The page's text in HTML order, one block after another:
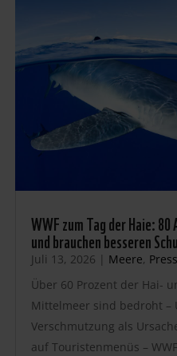
WWF zum Tag der Haie:
und brauchen besseren
Juli 13, 2026 | Meere,
Über 60 Prozent der Hai-
Mittelmeer sind bedroht –
Verschmutzung als
auf Touristenmenüs –